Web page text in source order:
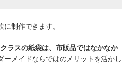
制作できます。
ラスの紙袋は、市販品ではなかなか
ーメイドならではのメリットを活かし